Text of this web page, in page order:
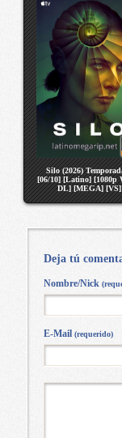
Silo (2026)
[06/10] [Latino] [1080p
DL] [MEGA] [VS]
Deja tú
Nombre/Nick
E-Mail (requerido)